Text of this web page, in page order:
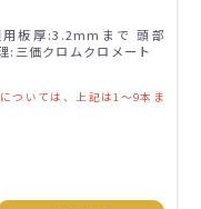
板厚:3.2mmまで 頭部
三価クロムクロメート
ついては、上記は1～9本ま